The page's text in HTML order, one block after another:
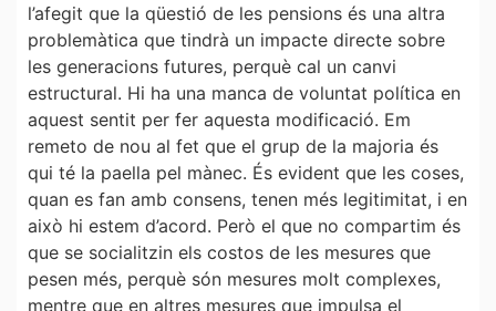
l’afegit que la qüestió de les pensions és una altra
problemàtica que tindrà un impacte directe sobre
les generacions futures, perquè cal un canvi
estructural. Hi ha una manca de voluntat política en
aquest sentit per fer aquesta modificació. Em
remeto de nou al fet que el grup de la majoria és
qui té la paella pel mànec. És evident que les coses,
quan es fan amb consens, tenen més legitimitat, i en
això hi estem d’acord. Però el que no compartim és
que se socialitzin els costos de les mesures que
pesen més, perquè són mesures molt complexes,
mentre que en altres mesures que impulsa el